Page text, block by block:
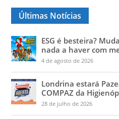
Últimas Notícias
ESG é besteira?
nada a haver com
4 de agosto de 2026
Londrina estará
COMPAZ da
28 de julho de 2026